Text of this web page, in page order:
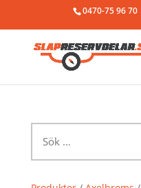
0470-75 96 70
efter: